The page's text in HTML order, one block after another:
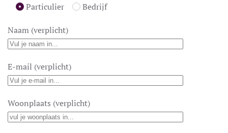
Particulier
Bedrijf
Naam (verplicht)
E-mail (verplicht)
Woonplaats (verplicht)